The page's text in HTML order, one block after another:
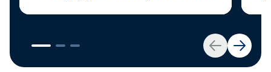
Retour
pour revenir sur les six premiers mois
de 2026. Entre l’essor spectaculaire de
l’intelligence artificielle, le retour des